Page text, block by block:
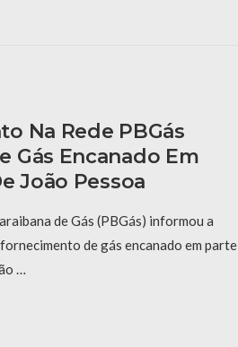
Na Rede PBGás
Gás Encanado Em
João Pessoa
de Gás (PBGás) informou a
de gás encanado em parte
…